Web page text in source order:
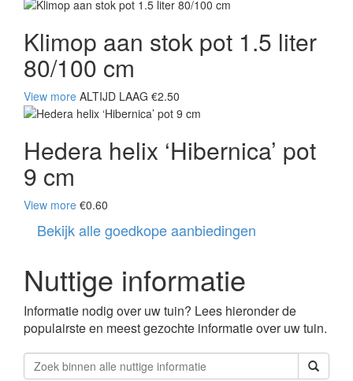
Klimop aan stok pot 1.5 liter
80/100 cm
View more ALTIJD LAAG €2.50
Hedera helix ‘Hibernica’ pot
9 cm
View more €0.60
Bekijk alle goedkope aanbiedingen
Nuttige informatie
Informatie nodig over uw tuin? Lees hieronder de
populairste en meest gezochte informatie over uw tuin.